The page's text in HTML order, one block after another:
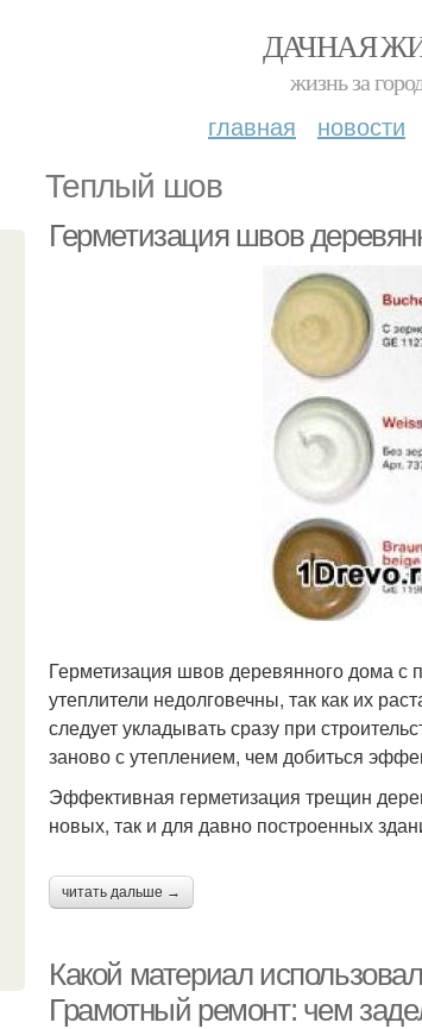
ДАЧНАЯ
жизнь за
главная новости
Теплый шов
Герметизация швов
Герметизация швов деревянного дома
утеплители недолговечны, так как их
следует укладывать сразу при
заново с утеплением, чем добиться
Эффективная герметизация трещин
новых, так и для давно построенных
читать дальше →
Какой материал
Грамотный ремонт: чем